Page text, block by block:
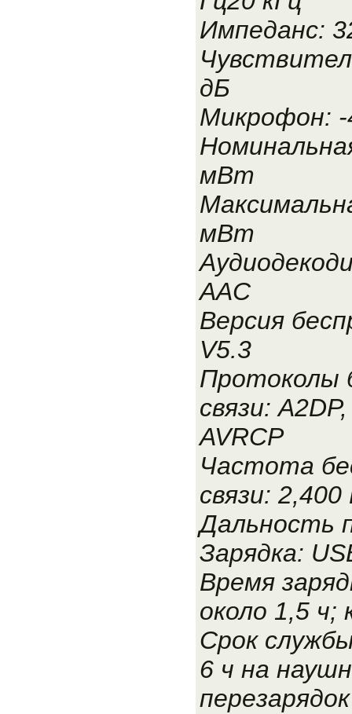
Импеданс:
дБ
Микрофон:
мВт
мВт
AAC
Версия
V5.3
Протоколы
связи:
AVRCP
Частота
связи:
Дальность
Зарядка:
Время
около 1,5 ч;
Срок
6 ч на